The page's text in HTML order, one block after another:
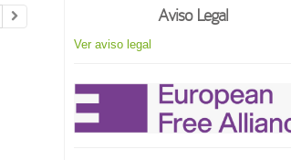
Aviso Legal
Ver aviso legal